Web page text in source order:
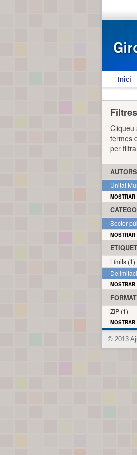
Inici
Filtres
Cliqueu
termes
per
AUTORS
Unitat
Sector
Límits (1)
ZIP (1)
© 2013